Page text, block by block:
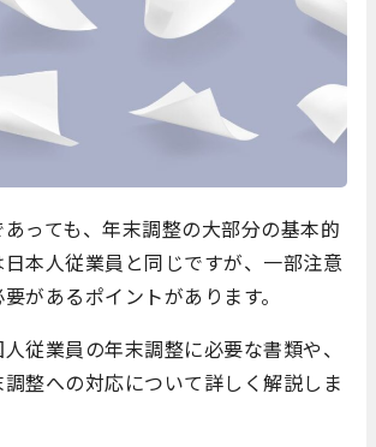
っても、年末調整の大部分の基本的
本人従業員と同じですが、一部注意
があるポイントがあります。
従業員の年末調整に必要な書類や、
整への対応について詳しく解説しま